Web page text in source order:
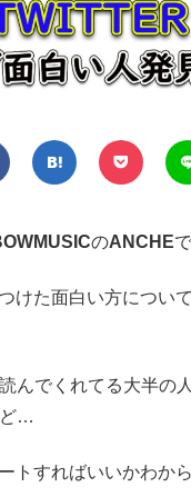
のANCHE
けた面白い方につい
んでくれてる大半の
ど…
トすればいいかわか